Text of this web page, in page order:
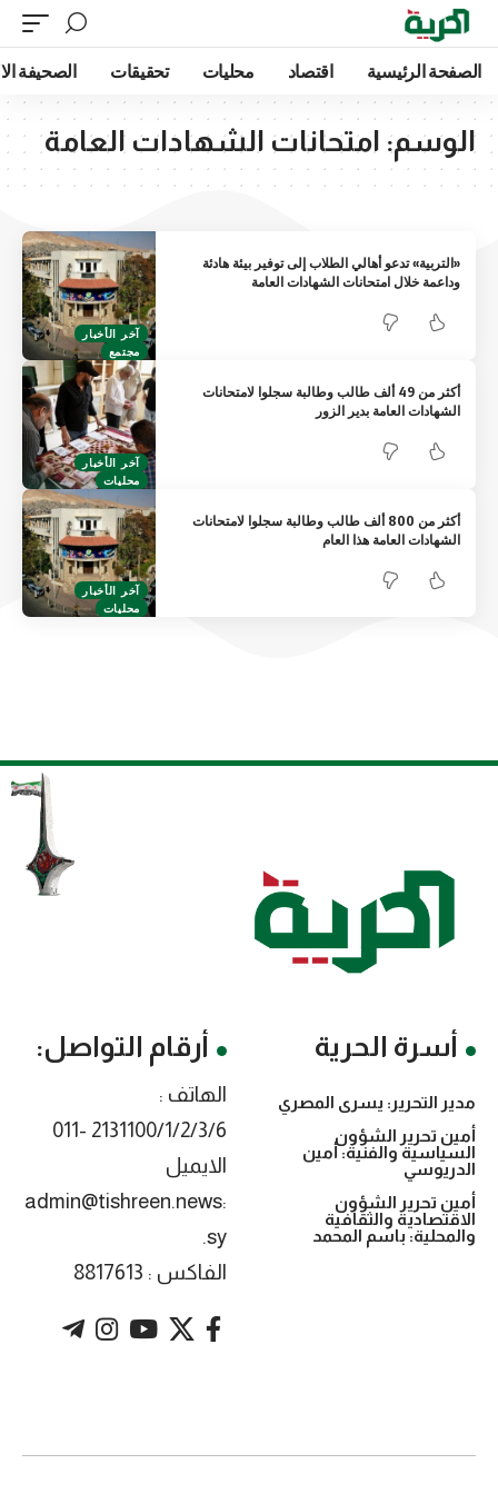
الصفحة الرئيسية اقتصاد محليات تحقيقات الصحيفة
الوسم: امتحانات الشهادات العامة
آخر الأخبار
مجتمع
«التربية» تدعو أهالي الطلاب إلى توفير بيئة هادئة
وداعمة خلال امتحانات الشهادات العامة
آخر الأخبار
محليات
أكثر من 49 ألف طالب وطالبة سجلوا لامتحانات
الشهادات العامة بدير الزور
آخر الأخبار
محليات
أكثر من 800 ألف طالب وطالبة سجلوا لامتحانات
الشهادات العامة هذا العام
أسرة الحرية
مدير التحرير: يسرى المصري
أمين تحرير الشؤون
السياسية والفنية: أمين
الدريوسي
أمين تحرير الشؤون
الاقتصادية والثقافية
والمحلية: باسم المحمد
أرقام التواصل:
الهاتف :
2131100/1/2/3/6 -011
الايميل
:admin@tishreen.news
.sy
الفاكس : 8817613